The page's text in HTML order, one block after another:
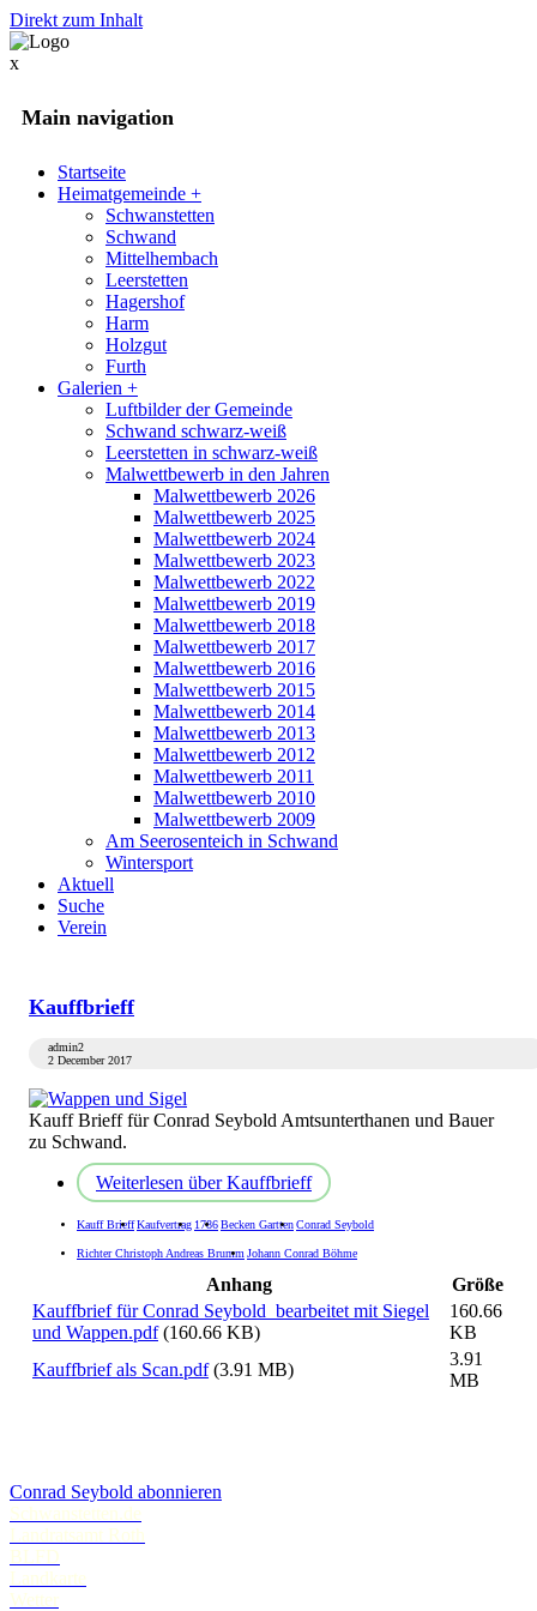
Direkt zum Inhalt
x
Main navigation
Startseite
Heimatgemeinde +
Schwanstetten
Schwand
Mittelhembach
Leerstetten
Hagershof
Harm
Holzgut
Furth
Galerien +
Luftbilder der Gemeinde
Schwand schwarz-weiß
Leerstetten in schwarz-weiß
Malwettbewerb in den Jahren
Malwettbewerb 2026
Malwettbewerb 2025
Malwettbewerb 2024
Malwettbewerb 2023
Malwettbewerb 2022
Malwettbewerb 2019
Malwettbewerb 2018
Malwettbewerb 2017
Malwettbewerb 2016
Malwettbewerb 2015
Malwettbewerb 2014
Malwettbewerb 2013
Malwettbewerb 2012
Malwettbewerb 2011
Malwettbewerb 2010
Malwettbewerb 2009
Am Seerosenteich in Schwand
Wintersport
Aktuell
Suche
Verein
Kauffbrieff
admin2
2 December 2017
Kauff Brieff für Conrad Seybold Amtsunterthanen und Bauer
zu Schwand.
Weiterlesen über Kauffbrieff
Kauff BrieffKaufvertrag 1786Becken GarttenConrad Seybold
Richter Christoph Andreas Brumm Johann Conrad Böhme
Anhang
Größe
Kauffbrief für Conrad Seybold_bearbeitet mit Siegel
und Wappen.pdf (160.66 KB)
160.66
KB
Kauffbrief als Scan.pdf (3.91 MB)
3.91
MB
Conrad Seybold abonnieren
Schwanstetten.de
Landratsamt Roth
BLFD
Landkarte
Wetter